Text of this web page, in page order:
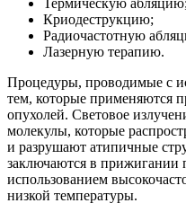
Криодеструкцию;
Радиочастотную
Лазерную терапию.
Процедуры, проводимые с
тем, которые применяются
опухолей. Световое
молекулы, которые
и разрушают атипичные
заключаются в прижигании
использованием
низкой температуры.